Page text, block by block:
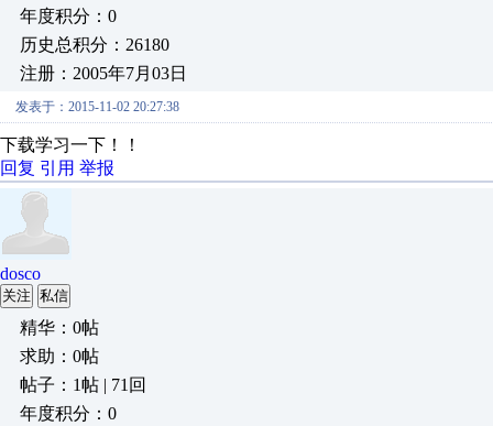
年度积分：0
历史总积分：26180
注册：2005年7月03日
发表于：2015-11-02 20:27:38
下载学习一下！！
回复 引用 举报
dosco
关注 私信
精华：0帖
求助：0帖
帖子：1帖 | 71回
年度积分：0